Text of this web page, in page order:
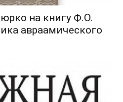
на книгу Ф.О.
авраамического